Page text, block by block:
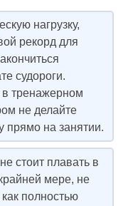
нагрузку,
рекорд для
судороги.
тренажерном
не делайте
прямо на занятии.
стоит плавать в
мере, не
полностью